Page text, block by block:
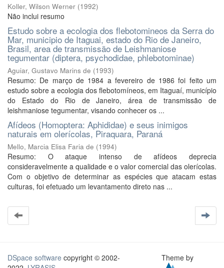
Koller, Wilson Werner (1992)
Não inclui resumo
Estudo sobre a ecologia dos flebotomineos da Serra do
Mar, municipio de Itaguai, estado do Rio de Janeiro,
Brasil, area de transmissão de Leishmaniose
tegumentar (diptera, psychodidae, phlebotominae)
Aguiar, Gustavo Marins de (1993)
Resumo: De março de 1984 a fevereiro de 1986 foi feito um
estudo sobre a ecologia dos flebotomíneos, em Itaguaí, município
do Estado do Rio de Janeiro, área de transmissão de
leishmaniose tegumentar, visando conhecer os ...
Afídeos (Homoptera: Aphididae) e seus inimigos
naturais em olerícolas, Piraquara, Paraná
Mello, Marcia Elisa Faria de (1994)
Resumo: O ataque intenso de afídeos deprecia
consideravelmente a qualidade e o valor comercial das olerícolas.
Com o objetivo de determinar as espécies que atacam estas
culturas, foi efetuado um levantamento direto nas ...
DSpace software copyright © 2002-
Theme by